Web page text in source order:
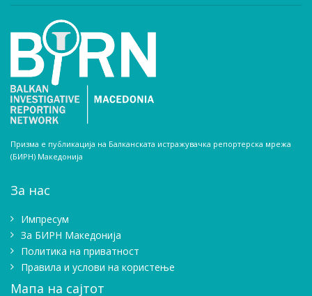
Призма е публикација на Балканската истражувачка репортерска мрежа
(БИРН) Македонија
За нас
Импресум
Зa БИРН Македонија
Политика на приватност
Правила и услови на користење
Мапа на сајтот